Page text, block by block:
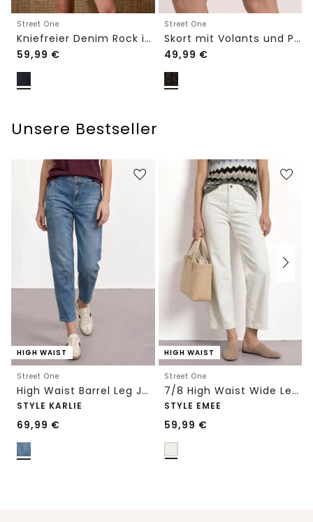
Street One
Kniefreier Denim Rock in Wickeloptik
59,99 €
Street One
Skort mit Volants und Print
49,99 €
Unsere Bestseller
HIGH WAIST
Street One
High Waist Barrel Leg Jeans im Loose Fit
STYLE KARLIE
69,99 €
HIGH WAIST
Street One
7/8 High Waist Wide Leg Jeans im Loose Fit
STYLE EMEE
59,99 €